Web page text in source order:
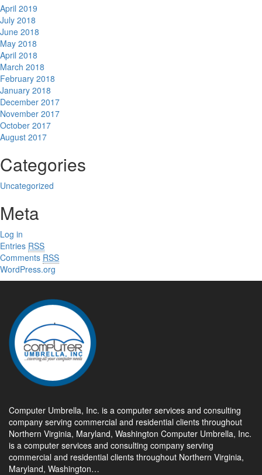
April 2019
July 2018
June 2018
May 2018
April 2018
March 2018
February 2018
January 2018
December 2017
November 2017
October 2017
August 2017
Categories
Uncategorized
Meta
Log in
Entries RSS
Comments RSS
WordPress.org
Computer Umbrella, Inc. is a computer services and consulting
company serving commercial and residential clients throughout
Northern Virginia, Maryland, Washington Computer Umbrella, Inc.
is a computer services and consulting company serving
commercial and residential clients throughout Northern Virginia,
Maryland, Washington…